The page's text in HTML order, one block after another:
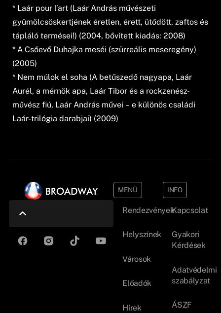
* Laár pour l’art (Laár András művészeti
gyümölcsöskertjének éretlen, érett, ütődött, zaftos és
tápláló termései!) (2004, bővített kiadás: 2008)
* A Csőevő Duhajka meséi (szürreális meseregény)
(2005)
* Nem múlok el soha (A betűszedő nagyapa, Laár
Aurél, a mérnök apa, Laár Tibor és a rockzenész-
művész fiú, Laár András művei – e különös családi
Laár-trilógia darabjai) (2009)
MENÜ
Rendezvények
Helyszínek
Városok
Előadók
Hírek
INFO
Kapcsolat
Gyakori
Kérdések
Adatvédelmi
szabályzat
ÁSZF